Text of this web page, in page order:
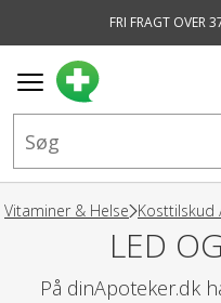
FRI FRAGT OVER
Vitaminer & Helse
LED
På dinApoteker.dk